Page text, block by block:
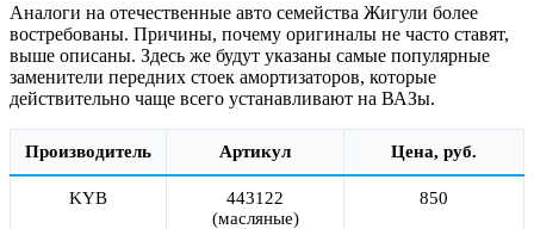
Аналоги на отечественные авто семейства Жигули более
востребованы. Причины, почему оригиналы не часто ставят,
выше описаны. Здесь же будут указаны самые популярные
заменители передних стоек амортизаторов, которые
действительно чаще всего устанавливают на ВАЗы.
Производитель Артикул Цена, руб.
KYB
443122
(масляные)
850